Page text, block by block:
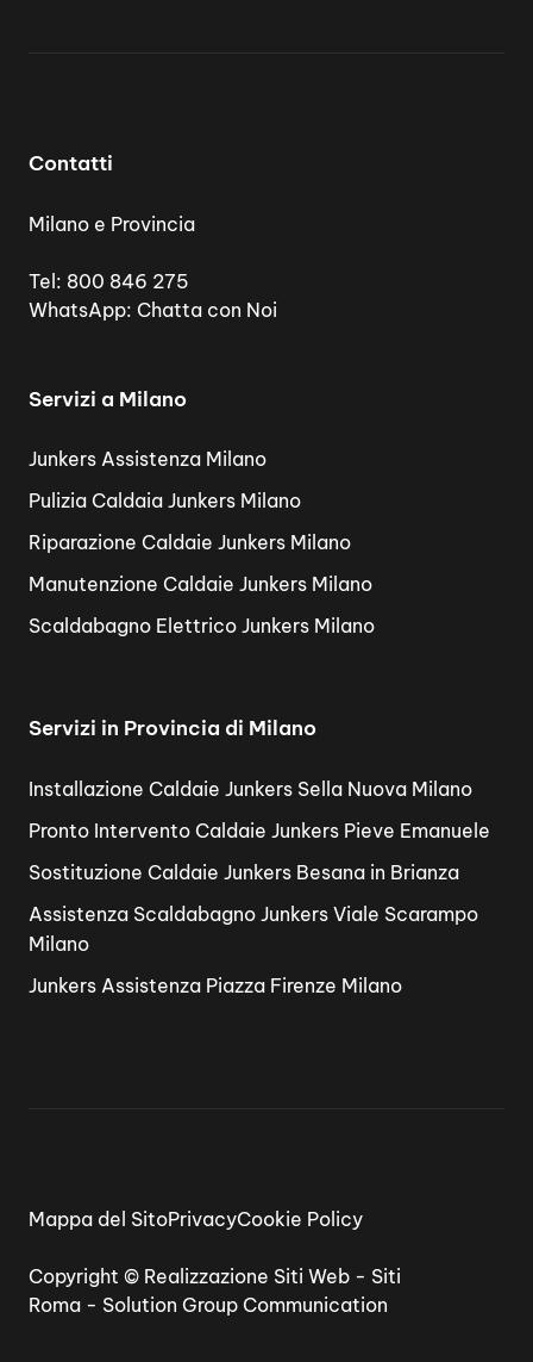
Contatti
Milano e Provincia
Tel: 800 846 275
WhatsApp: Chatta con Noi
Servizi a Milano
Junkers Assistenza Milano
Pulizia Caldaia Junkers Milano
Riparazione Caldaie Junkers Milano
Manutenzione Caldaie Junkers Milano
Scaldabagno Elettrico Junkers Milano
Servizi in Provincia di Milano
Installazione Caldaie Junkers Sella Nuova Milano
Pronto Intervento Caldaie Junkers Pieve Emanuele
Sostituzione Caldaie Junkers Besana in Brianza
Assistenza Scaldabagno Junkers Viale Scarampo
Milano
Junkers Assistenza Piazza Firenze Milano
Copyright © Realizzazione Siti Web - Siti
Roma - Solution Group Communication
Mappa del SitoPrivacyCookie Policy